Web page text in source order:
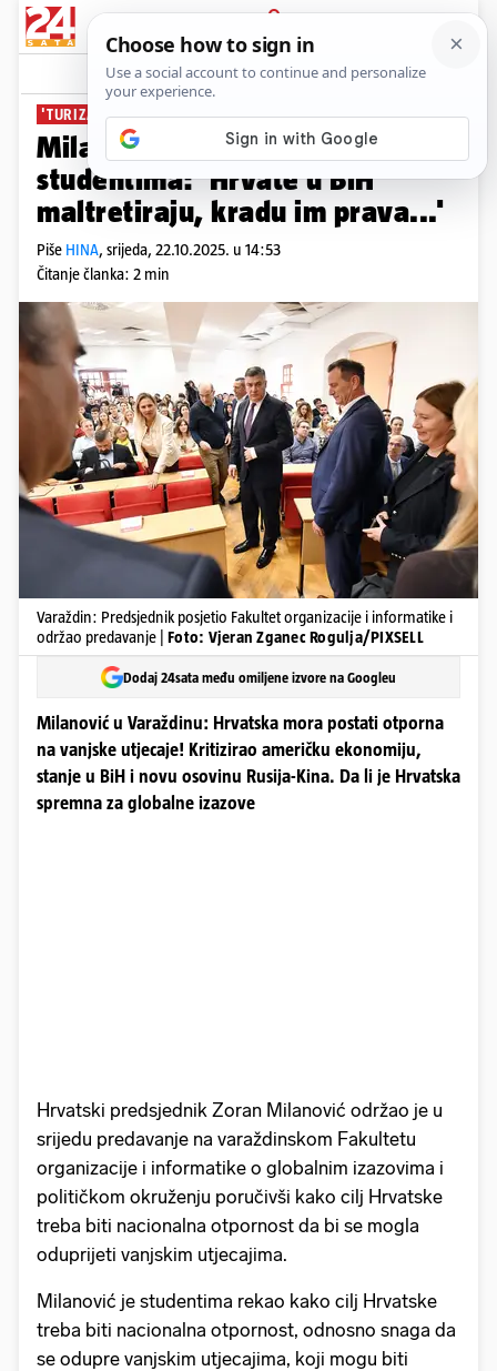
PRIJAVA
News Komentari
'TURIZAM JE LUKSUZ'
Milanović održao predavanje
studentima: 'Hrvate u BiH
maltretiraju, kradu im prava...'
Piše HINA, srijeda, 22.10.2025. u 14:53
Čitanje članka: 2 min
Varaždin: Predsjednik posjetio Fakultet organizacije i informatike i
održao predavanje | Foto: Vjeran Zganec Rogulja/PIXSELL
Dodaj 24sata među omiljene izvore na Googleu
Milanović u Varaždinu: Hrvatska mora postati otporna
na vanjske utjecaje! Kritizirao američku ekonomiju,
stanje u BiH i novu osovinu Rusija-Kina. Da li je Hrvatska
spremna za globalne izazove
Hrvatski predsjednik Zoran Milanović održao je u
srijedu predavanje na varaždinskom Fakultetu
organizacije i informatike o globalnim izazovima i
političkom okruženju poručivši kako cilj Hrvatske
treba biti nacionalna otpornost da bi se mogla
oduprijeti vanjskim utjecajima.
Milanović je studentima rekao kako cilj Hrvatske
treba biti nacionalna otpornost, odnosno snaga da
se odupre vanjskim utjecajima, koji mogu biti